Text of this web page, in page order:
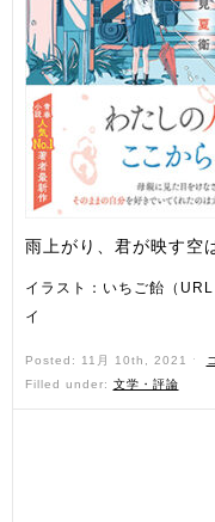
雨上がり、君が映す空
イラスト：いちご飴（
イ
Posted: 11月 10th, 2021 ˑ
Filled under: 文学・評論